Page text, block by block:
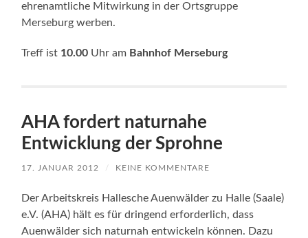
ehrenamtliche Mitwirkung in der Ortsgruppe
Merseburg werben.
Treff ist 10.00 Uhr am Bahnhof Merseburg
AHA fordert naturnahe
Entwicklung der Sprohne
17. JANUAR 2012 / KEINE KOMMENTARE
Der Arbeitskreis Hallesche Auenwälder zu Halle (Saale)
e.V. (AHA) hält es für dringend erforderlich, dass
Auenwälder sich naturnah entwickeln können. Dazu